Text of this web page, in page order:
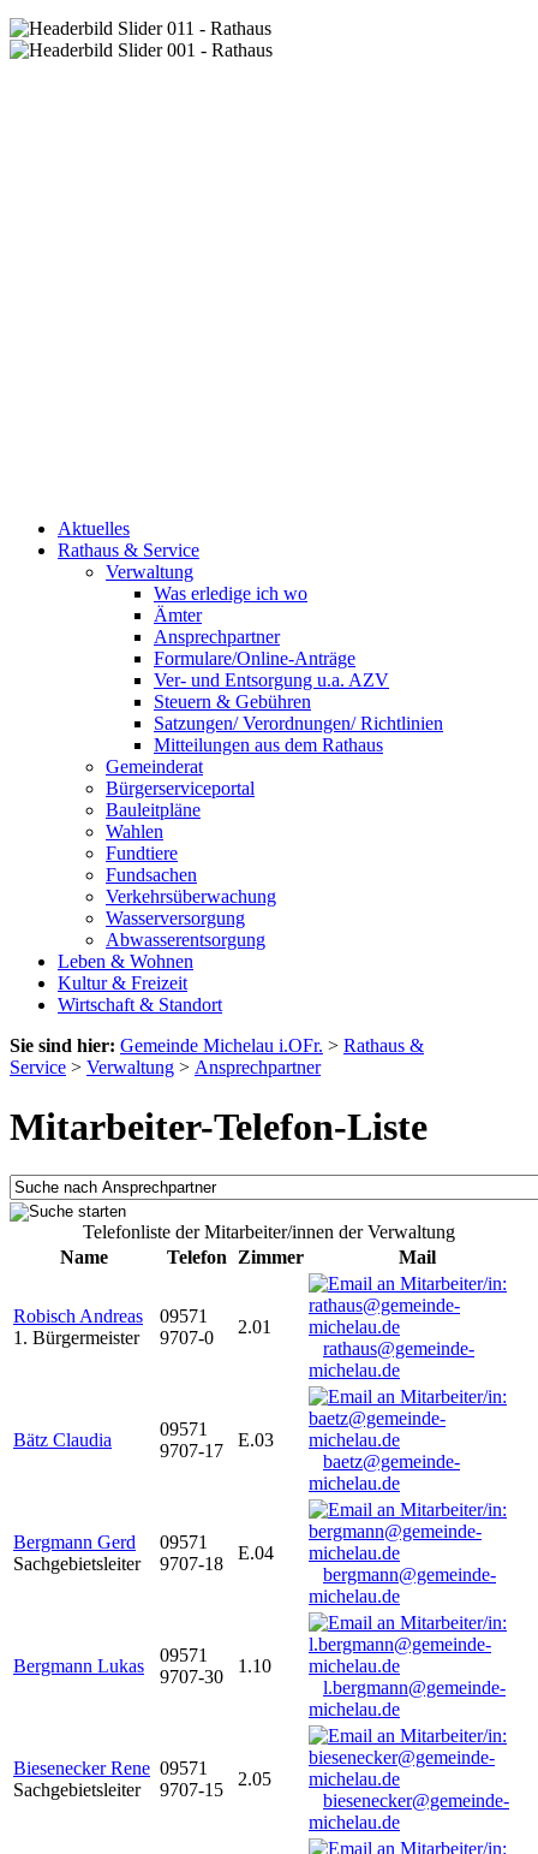
Aktuelles
Rathaus & Service
Verwaltung
Was erledige ich wo
Ämter
Ansprechpartner
Formulare/Online-Anträge
Ver- und Entsorgung u.a. AZV
Steuern & Gebühren
Satzungen/ Verordnungen/ Richtlinien
Mitteilungen aus dem Rathaus
Gemeinderat
Bürgerserviceportal
Bauleitpläne
Wahlen
Fundtiere
Fundsachen
Verkehrsüberwachung
Wasserversorgung
Abwasserentsorgung
Leben & Wohnen
Kultur & Freizeit
Wirtschaft & Standort
Sie sind hier: Gemeinde Michelau i.OFr. > Rathaus &
Service > Verwaltung > Ansprechpartner
Mitarbeiter-Telefon-Liste
Telefonliste der Mitarbeiter/innen der Verwaltung
Name
Telefon Zimmer Mail
Robisch Andreas
1. Bürgermeister
09571
9707-0
2.01
rathaus@gemeinde-
michelau.de
Bätz Claudia
09571
9707-17
E.03
baetz@gemeinde-
michelau.de
Bergmann Gerd
Sachgebietsleiter
09571
9707-18
E.04
bergmann@gemeinde-
michelau.de
Bergmann Lukas
09571
9707-30
1.10
l.bergmann@gemeinde-
michelau.de
Biesenecker Rene
Sachgebietsleiter
09571
9707-15
2.05
biesenecker@gemeinde-
michelau.de